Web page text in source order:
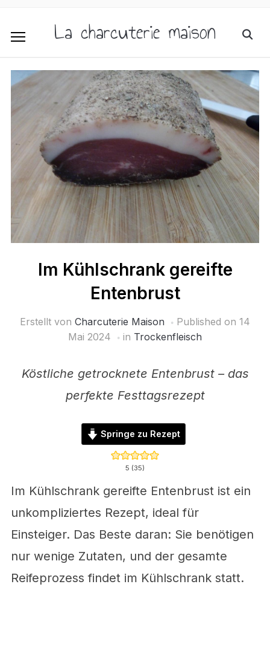
La charcuterie maison
Im Kühlschrank gereifte
Entenbrust
Erstellt von Charcuterie Maison Published on 14
Mai 2024
in Trockenfleisch
Köstliche getrocknete Entenbrust – das
perfekte Festtagsrezept
Springe zu Rezept
5 (35)
Im Kühlschrank gereifte Entenbrust ist ein
unkompliziertes Rezept, ideal für
Einsteiger. Das Beste daran: Sie benötigen
nur wenige Zutaten, und der gesamte
Reifeprozess findet im Kühlschrank statt.